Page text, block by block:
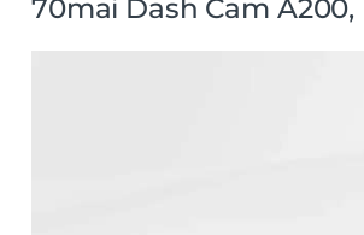
70mai Dash Cam A200,